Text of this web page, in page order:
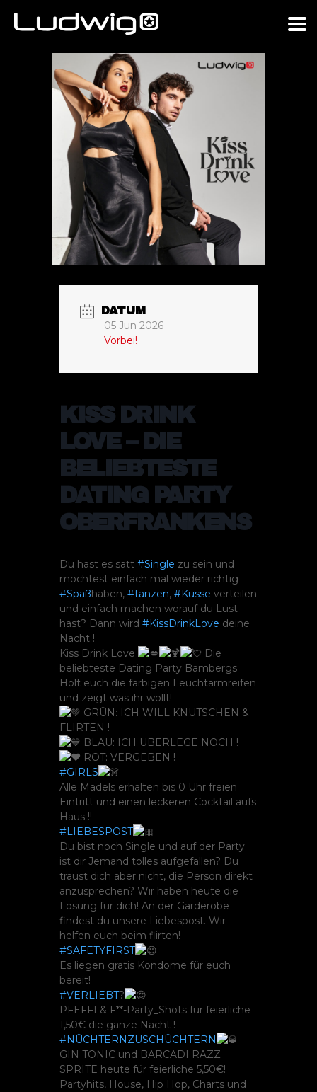
DATUM
05 Jun 2026
Vorbei!
KISS DRINK
LOVE – DIE
BELIEBTESTE
DATING PARTY
OBERFRANKENS
Du hast es satt #Single zu sein und
möchtest einfach mal wieder richtig
#Spaßhaben, #tanzen, #Küsse verteilen
und einfach machen worauf du Lust
hast? Dann wird #KissDrinkLove deine
Nacht !
Kiss Drink Love
Die
beliebteste Dating Party Bambergs
Holt euch die farbigen Leuchtarmreifen
und zeigt was ihr wollt!
GRÜN: ICH WILL KNUTSCHEN &
FLIRTEN !
BLAU: ICH ÜBERLEGE NOCH !
ROT: VERGEBEN !
#GIRLS
Alle Mädels erhalten bis 0 Uhr freien
Eintritt und einen leckeren Cocktail aufs
Haus !!
#LIEBESPOST
Du bist noch Single und auf der Party
ist dir Jemand tolles aufgefallen? Du
traust dich aber nicht, die Person direkt
anzusprechen? Wir haben heute die
Lösung für dich! An der Garderobe
findest du unsere Liebespost. Wir
helfen euch beim flirten!
#SAFETYFIRST
Es liegen gratis Kondome für euch
bereit!
#VERLIEBT?
PFEFFI & F**-Party_Shots für feierliche
1,50€ die ganze Nacht !
#NÜCHTERNZUSCHÜCHTERN
GIN TONIC und BARCADI RAZZ
SPRITE heute für feierliche 5,50€!
Partyhits, House, Hip Hop, Charts und